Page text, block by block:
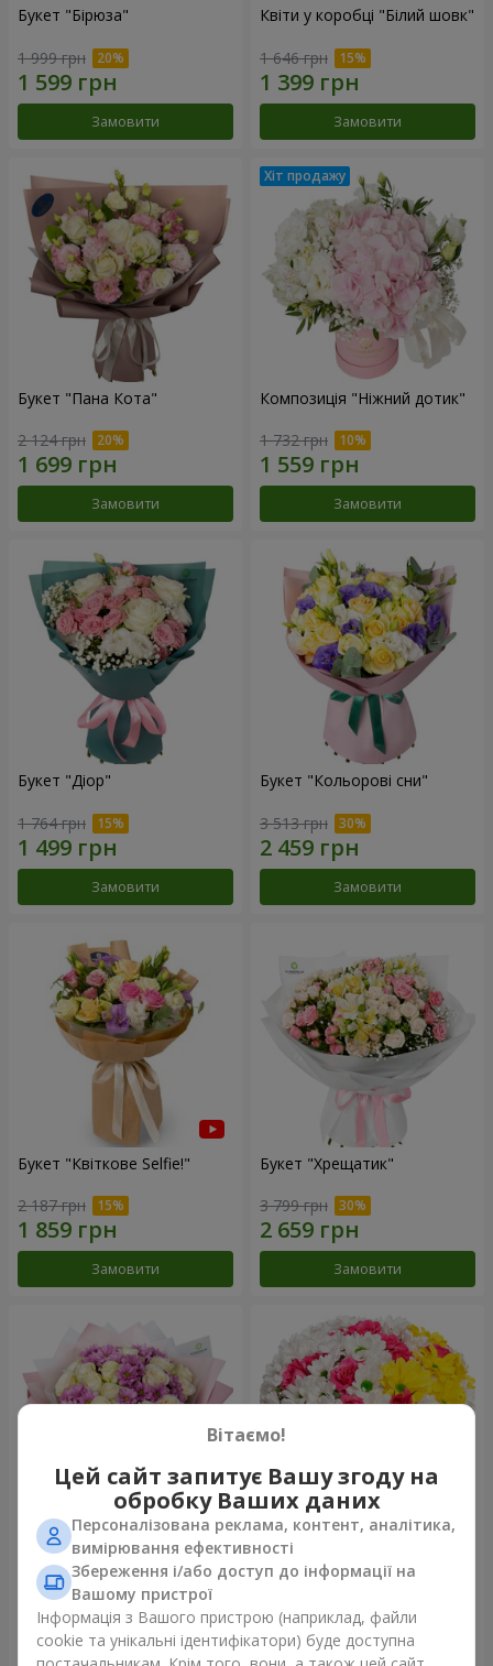
Букет "Бірюза"
1 999 грн
Замовити
Квіти у коробці "Білий шовк"
1 646 грн
Замовити
Букет "Пана Кота"
2 124 грн
Замовити
Композиція "Ніжний дотик"
1 732 грн
Замовити
Букет "Діор"
1 764 грн
Замовити
Букет "Кольорові сни"
3 513 грн
Замовити
Букет "Квіткове Selfie!"
2 187 грн
Замовити
Букет "Хрещатик"
3 799 грн
Замовити
Букет "Дежавю"
2 469 грн
Замовити
Квіти в коробці "Моє серце"
Замовити
Вітаємо!
Цей сайт запитує Вашу згоду на
обробку Ваших даних
Персоналізована реклама, контент, аналітика,
вимірювання ефективності
Збереження і/або доступ до інформації на
Вашому пристрої
Інформація з Вашого пристрою (наприклад, файли
cookie та унікальні ідентифікатори) буде доступна